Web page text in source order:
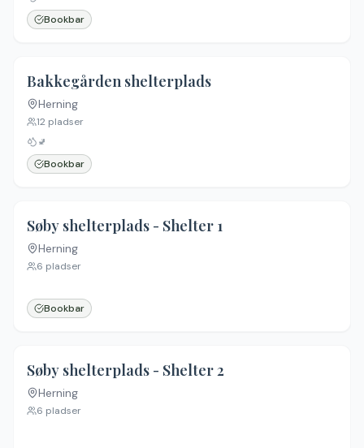
Bookbar
Bakkegården shelterplads
Herning
12 pladser
🚽
Bookbar
Søby shelterplads - Shelter 1
Herning
6 pladser
Bookbar
Søby shelterplads - Shelter 2
Herning
6 pladser